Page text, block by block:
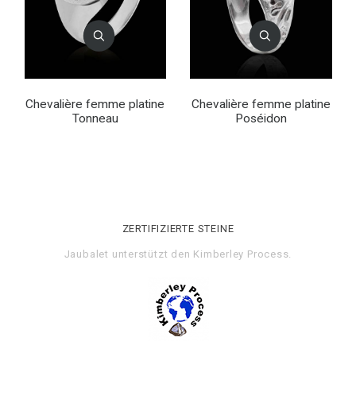
Chevalière femme platine
Tonneau
Chevalière femme platine
Poséidon
ZERTIFIZIERTE STEINE
Jaubalet unterstützt den Kimberley Process.